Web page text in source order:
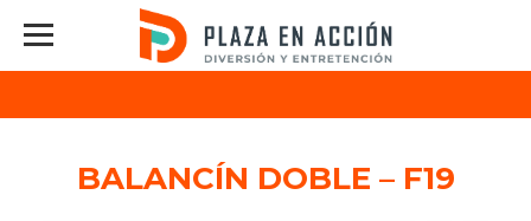
BALANCÍN DOBLE – F19